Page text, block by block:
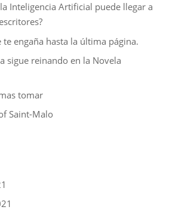
Inteligencia Artificial puede llegar a
engaña hasta la última página.
sigue reinando en la Novela
tomar
Saint-Malo